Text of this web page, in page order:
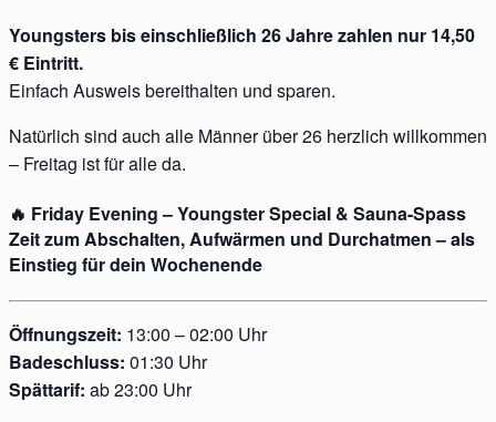
Youngsters bis einschließlich 26 Jahre zahlen nur 14,50
€ Eintritt.
Einfach Ausweis bereithalten und sparen.
Natürlich sind auch alle Männer über 26 herzlich willkommen
– Freitag ist für alle da.
🔥 Friday Evening – Youngster Special & Sauna-Spass
Zeit zum Abschalten, Aufwärmen und Durchatmen – als
Einstieg für dein Wochenende
Öffnungszeit: 13:00 – 02:00 Uhr
Badeschluss: 01:30 Uhr
Spättarif: ab 23:00 Uhr